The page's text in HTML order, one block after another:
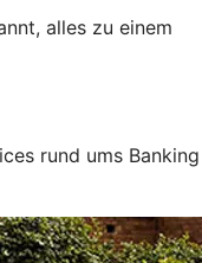
alles zu einem
rund ums Banking